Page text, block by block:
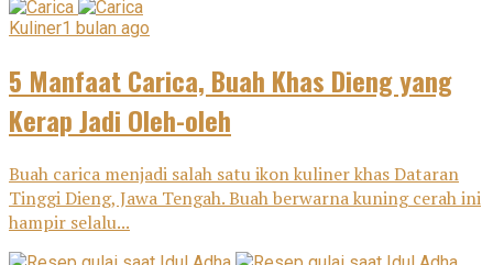
Kuliner1 bulan ago
5 Manfaat Carica, Buah Khas Dieng yang
Kerap Jadi Oleh-oleh
Buah carica menjadi salah satu ikon kuliner khas Dataran
Tinggi Dieng, Jawa Tengah. Buah berwarna kuning cerah ini
hampir selalu...